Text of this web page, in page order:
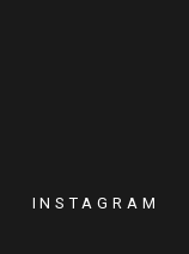
INSTAGRAM